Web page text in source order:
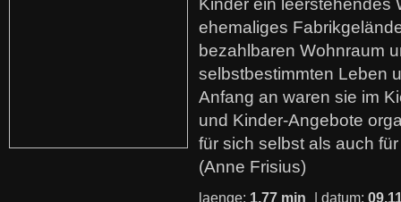
Kinder ein leerstehendes
ehemaliges
bezahlbaren Wohnraum
selbstbestimmten Leben
Anfang an waren sie im
und Kinder-Angebote
für sich selbst als auch
(Anne Frisius)
laenge: 1,77 min | datum: